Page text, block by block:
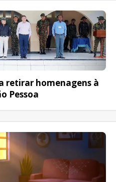
retirar homenagens à
Pessoa